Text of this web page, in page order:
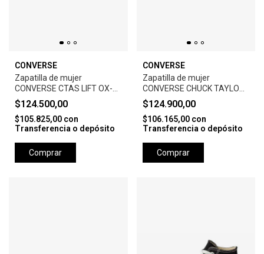
CONVERSE
Zapatilla de mujer
CONVERSE CTAS LIFT OX-
BLACK
$124.500,00
$105.825,00 con
Transferencia o depósito
Comprar
CONVERSE
Zapatilla de mujer
CONVERSE CHUCK TAYLOR
STAR LIFT HI-WHITE
$124.900,00
$106.165,00 con
Transferencia o depósito
Comprar